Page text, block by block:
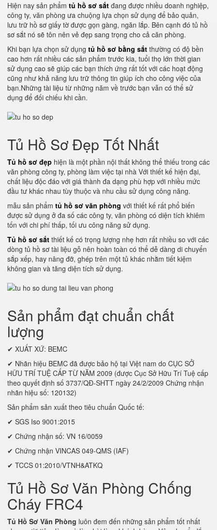
Hiện nay sản phẩm tủ hồ sơ sắt đang được nhiều doanh nghiệp,
công ty, văn phòng ưa chuộng lựa chọn sử dụng để bảo quản,
lưu trữ hồ sơ giấy tờ được gọn gàng, ngăn lắp. Bên cạnh đó tủ hồ
sơ sắt nó sẽ tôn nên vẻ đẹp sang trọng cho cả căn phòng.
Khi bạn lựa chọn sử dụng tủ hồ sơ bằng sắt thường có độ bền
cao hơn rất nhiều các sản phẩm trước kia, tuổi thọ lớn thời gian
sử dụng cao sẽ giúp các bạn thích ứng rất tốt với các hoạt động
cũng như khả năng lưu trữ thông tin giúp ích cho công việc của
bạn.Những tài liệu từ những năm về trước bạn vẫn có thể sử
dụng để đối chiếu khi cần.
Tủ Hồ Sơ Đẹp Tốt Nhất
Tủ hồ sơ đẹp hiện là một phần nội thất không thể thiếu trong các
văn phòng công ty, phòng làm việc tại nhà Với thiết kế hiện đại,
chất liệu độc đáo với giá thành đa dạng phù hợp với nhiều mức
đầu tư khác nhau tùy thuộc và nhu cầu sử dụng công năng.
mẫu sản phẩm tủ hồ sơ văn phòng với thiết kế rất phổ biến
được sử dụng ở đa số các công ty, văn phòng có diện tích khiêm
tốn với chi phí thấp, tối ưu công năng sử dụng.
Tủ hồ sơ sắt thiết kế có trọng lượng nhẹ hơn rất nhiều so với các
dòng tủ hồ sơ tài liệu gỗ nên hoàn toàn có thể dễ dàng di chuyển
sắp xếp, hay nâng đỡ, ghép trên một tủ khác nhằm tiết kiệm
không gian và tăng diện tích sử dụng.
Sản phẩm đạt chuẩn chất
lượng
✔ XUẤT XỨ: BEMC
✔ Nhãn hiệu BEMC đã được bảo hộ tại Việt nam do CỤC SỞ
HỮU TRÍ TUỆ CẤP TỪ NĂM 2009 (được Cục Sở Hữu Trí Tuệ cấp
theo quyết định số 3737/QĐ-SHTT ngày 24/2/2009 Chứng nhận
nhãn hiệu số: 120132)
Sản phẩm sản xuất theo tiêu chuẩn Quốc tế:
✔ SGS Iso 9001:2015
✔ Chứng nhận số: VN 16/0059
✔ Chứng nhận VINCAS 049-QMS (IAF)
✔ TCCS 01:2010/VTNH&ATKQ
Tủ Hồ Sơ Văn Phòng Chống
Cháy FRC4
Tủ Hồ Sơ Văn Phòng luôn đem đến những sản phẩm tốt nhất